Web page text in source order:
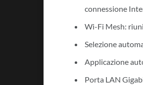
connessione
Wi-Fi Mesh:
Selezione
Applicazione
Porta LAN